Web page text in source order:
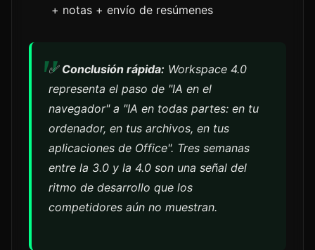
+ notas + envío de resúmenes
✅ Conclusión rápida: Workspace 4.0
representa el paso de "IA en el
navegador" a "IA en todas partes: en tu
ordenador, en tus archivos, en tus
aplicaciones de Office". Tres semanas
entre la 3.0 y la 4.0 son una señal del
ritmo de desarrollo que los
competidores aún no muestran.